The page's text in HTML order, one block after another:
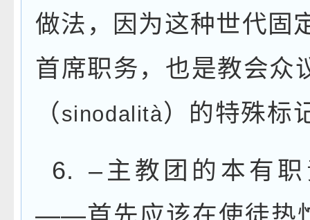
做法，因为这种世代固
首席职务，也是教会众
（sinodalità）的特殊标
6. – 主教团的本有